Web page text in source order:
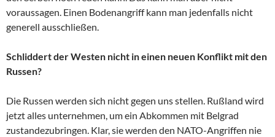
voraussagen. Einen Bodenangriff kann man jedenfalls nicht
generell ausschließen.
Schliddert der Westen nicht in einen neuen Konflikt mit den
Russen?
Die Russen werden sich nicht gegen uns stellen. Rußland wird
jetzt alles unternehmen, um ein Abkommen mit Belgrad
zustandezubringen. Klar, sie werden den NATO-Angriffen nie